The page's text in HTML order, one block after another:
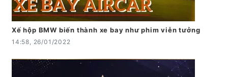
Xế hộp BMW biến thành xe bay như phim viễn tưởng
14:58, 26/01/2022